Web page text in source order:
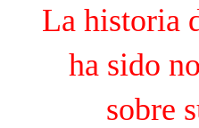
La historia
ha sido
sobre